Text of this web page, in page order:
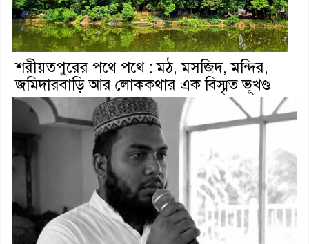
শরীয়তপুরের পথে পথে : মঠ, মসজিদ, মন্দির,
জমিদারবাড়ি আর লোককথার এক বিস্মৃত ভূখণ্ড